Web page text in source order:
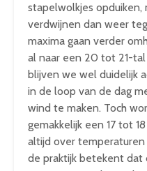
stapelwolkjes opduiken,
verdwijnen dan weer
maxima gaan verder
al naar een 20 tot 21-
blijven we wel duidelijk
in de loop van de dag
wind te maken. Toch
gemakkelijk een 17 tot
altijd over
de praktijk betekent dat